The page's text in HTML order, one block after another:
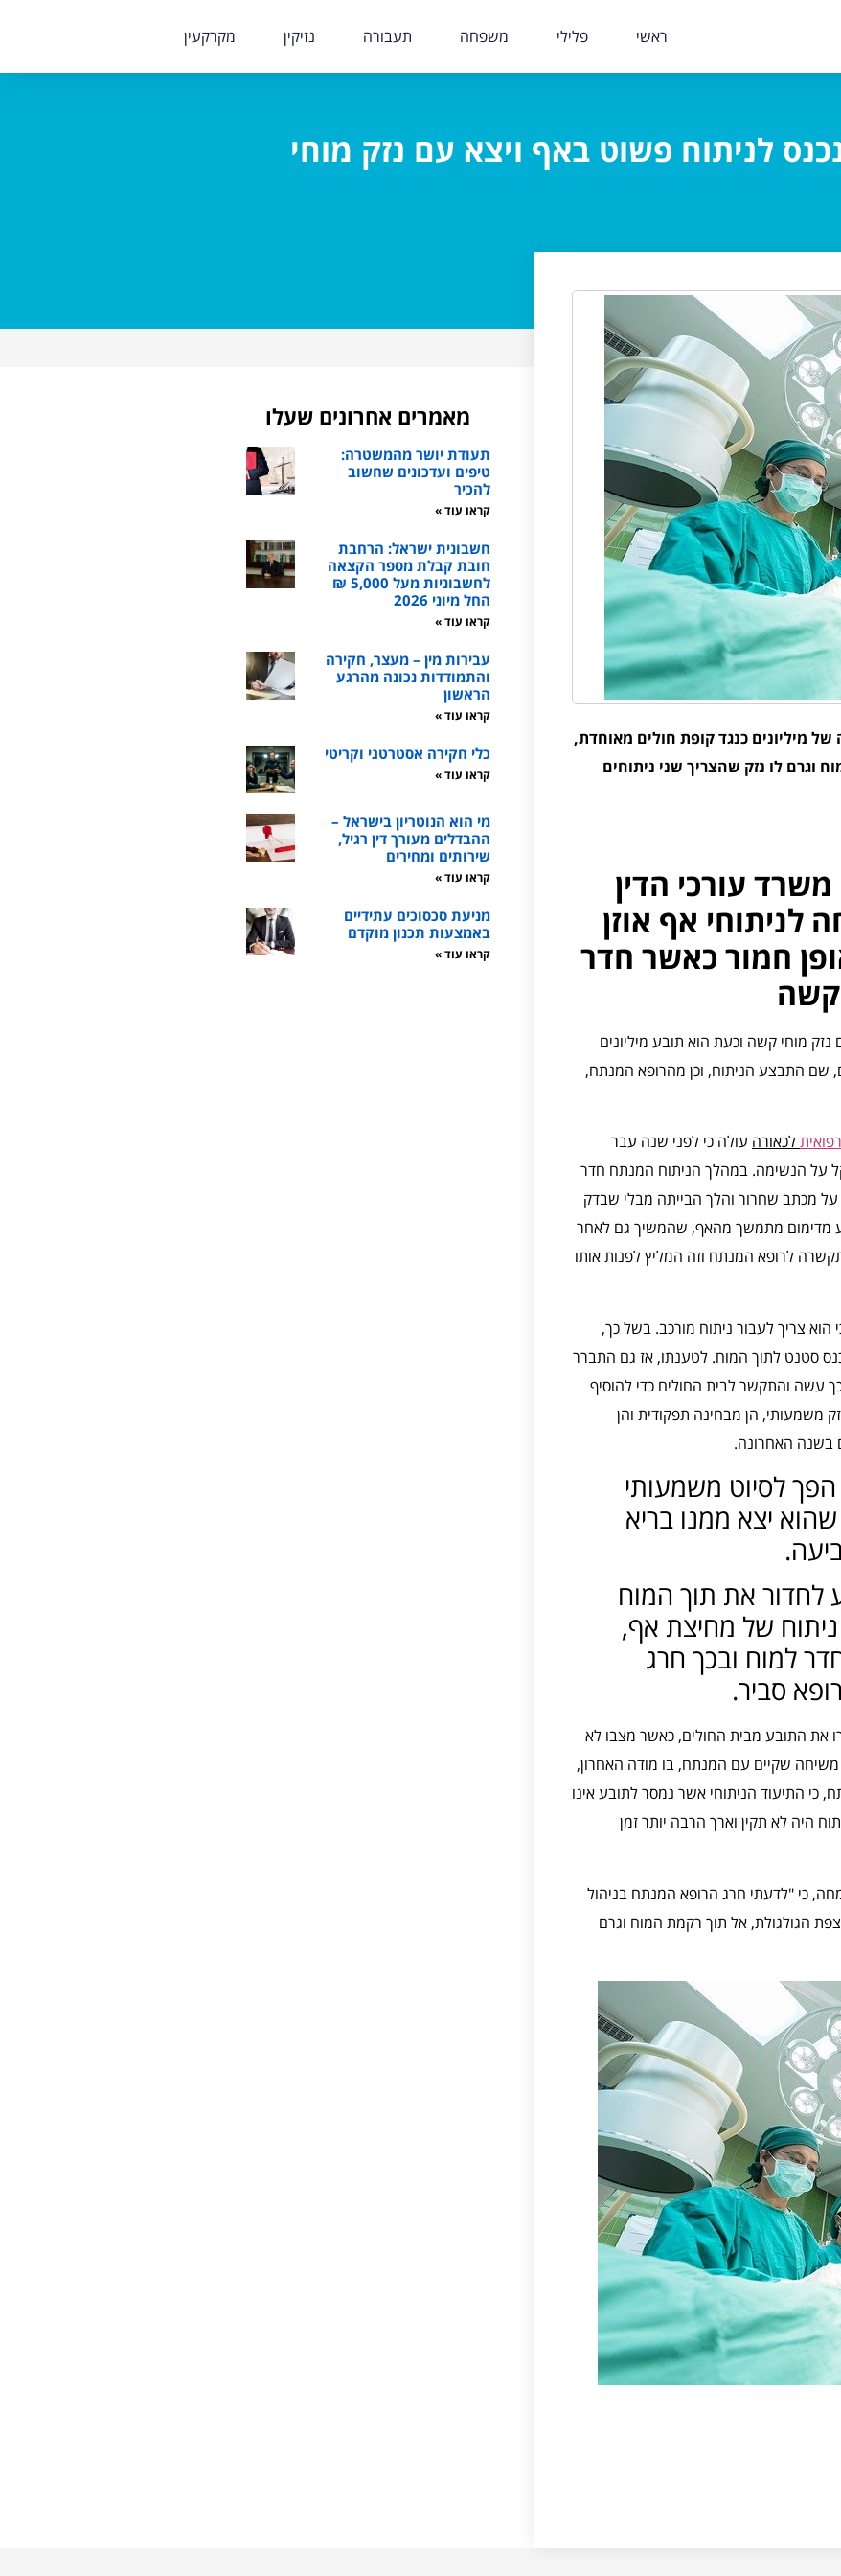
ראשי פלילי משפחה תעבורה נזיקין מקרקעין
לניתוח פשוט באף ויצא עם נזק מוחי
של מיליונים כנגד קופת חולים מאוחדת,
לו נזק שהצריך שני ניתוחים
עורכי הדין
לניתוחי אף אוזן
חמור כאשר חדר
קשה
מוחי קשה וכעת הוא תובע מיליונים
שם התבצע הניתוח, וכן מהרופא המנתח,
לכאורה עולה כי לפני שנה עבר
להקל על הנשימה. במהלך הניתוח המנתח חדר
מכתב שחרור והלך הבייתה מבלי שבדק
מדימום מתמשך מהאף, שהמשיך גם לאחר
לרופא המנתח וזה המליץ לפנות אותו
הוא צריך לעבור ניתוח מורכב. בשל כך,
סטנט לתוך המוח. לטענתו, אז גם התברר
עשה והתקשר לבית החולים כדי להוסיף
משמעותי, הן מבחינה תפקודית והן
בשנה האחרונה.
לסיוט משמעותי
יצא ממנו בריא
לחדור את תוך המוח
ניתוח של מחיצת אף,
למוח ובכך חרג
סביר.
את התובע מבית החולים, כאשר מצבו לא
שקיים עם המנתח, בו מודה האחרון,
כי התיעוד הניתוחי אשר נמסר לתובע אינו
היה לא תקין וארך הרבה יותר זמן
כי "לדעתי חרג הרופא המנתח בניהול
הגולגולת, אל תוך רקמת המוח וגרם
מאמרים אחרונים שעלו
תעודת יושר מהמשטרה:
טיפים ועדכונים שחשוב
להכיר
קראו עוד »
חשבונית ישראל: הרחבת
חובת קבלת מספר הקצאה
לחשבוניות מעל 5,000 ₪
החל מיוני 2026
קראו עוד »
עבירות מין – מעצר, חקירה
והתמודדות נכונה מהרגע
הראשון
קראו עוד »
כלי חקירה אסטרטגי וקריטי
קראו עוד »
מי הוא הנוטריון בישראל –
ההבדלים מעורך דין רגיל,
שירותים ומחירים
קראו עוד »
מניעת סכסוכים עתידיים
באמצעות תכנון מוקדם
קראו עוד »